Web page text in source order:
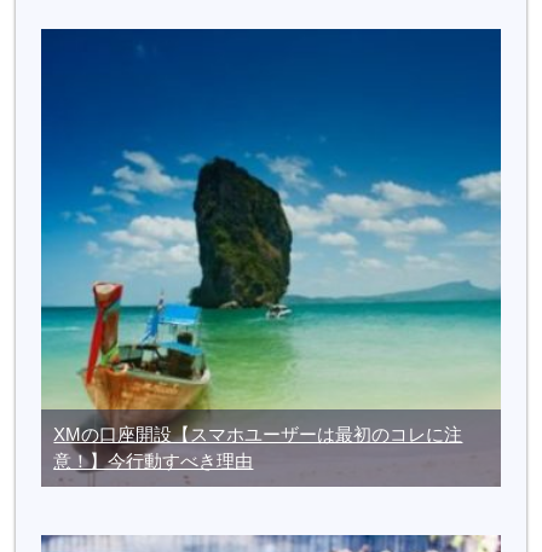
XMの口座開設【スマホユーザーは最初のコレに注
意！】今行動すべき理由